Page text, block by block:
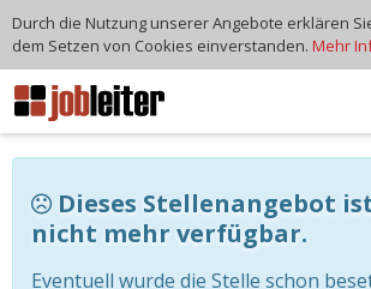
Dieses Stellenangebot
nicht mehr verfügbar.
Eventuell wurde die Stelle schon
Durch die Nutzung unserer Angebote erklären
dem Setzen von Cookies einverstanden. Mehr